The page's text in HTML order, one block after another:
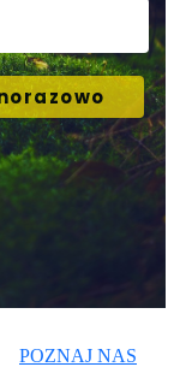
POZNAJ NAS